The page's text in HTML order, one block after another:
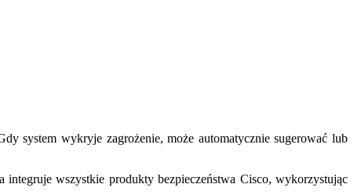
system wykryje zagrożenie, może automatycznie sugerować lub
integruje wszystkie produkty bezpieczeństwa Cisco, wykorzystując